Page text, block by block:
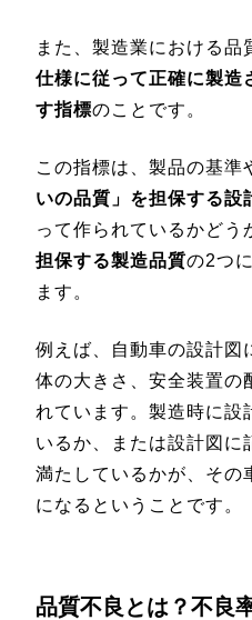
また、製造業における品
仕様に従って正確に製造
す指標のことです。
この指標は、製品の基準
いの品質」を担保する設
って作られているかどう
担保する製造品質の2つ
ます。
例えば、自動車の設計図
体の大きさ、安全装置の
れています。製造時に設
いるか、または設計図に
満たしているかが、その
になるということです。
品質不良とは？不良